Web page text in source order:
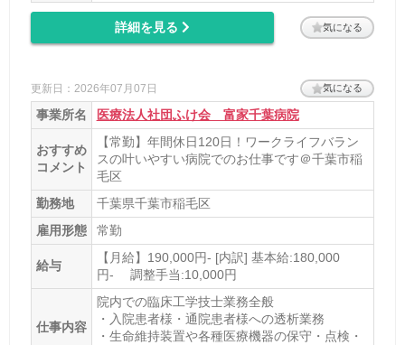
詳細を見る 気になる
更新日：2026年07月07日 気になる
事業所名 医療法人社団ふけ会 富家千葉病院
おすすめ
コメント
【常勤】年間休日120日！ワークライフバラン
スの叶いやすい病院でのお仕事です＠千葉市稲
毛区
勤務地
千葉県千葉市稲毛区
雇用形態
常勤
給与
【月給】190,000円- [内訳] 基本給:180,000
円- 調整手当:10,000円
仕事内容
院内での臨床工学技士業務全般
・入院患者様・通院患者様への透析業務
・生命維持装置や各種医療機器の保守・点検・